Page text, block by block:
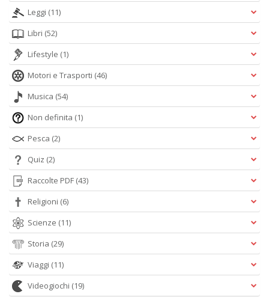
Leggi (11)
Libri (52)
Lifestyle (1)
Motori e Trasporti (46)
Musica (54)
Non definita (1)
Pesca (2)
Quiz (2)
Raccolte PDF (43)
Religioni (6)
Scienze (11)
Storia (29)
Viaggi (11)
Videogiochi (19)